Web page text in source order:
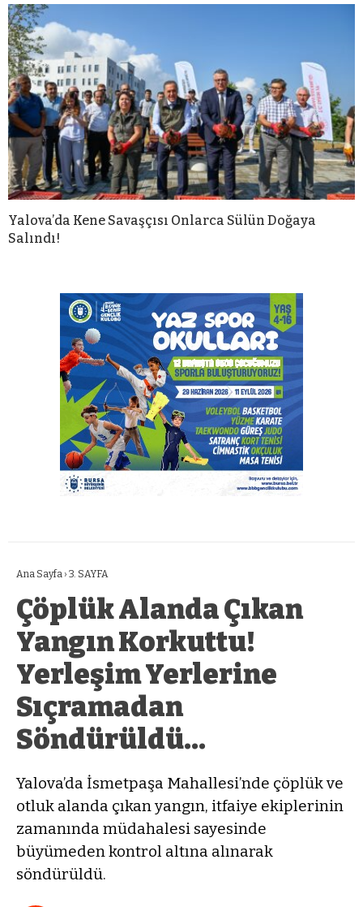
Yalova’da Kene Savaşçısı Onlarca Sülün Doğaya
Salındı!
Ana Sayfa › 3. SAYFA
Çöplük Alanda Çıkan
Yangın Korkuttu!
Yerleşim Yerlerine
Sıçramadan
Söndürüldü…
Yalova’da İsmetpaşa Mahallesi’nde çöplük ve
otluk alanda çıkan yangın, itfaiye ekiplerinin
zamanında müdahalesi sayesinde
büyümeden kontrol altına alınarak
söndürüldü.